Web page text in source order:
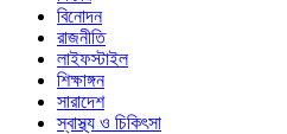
বিনোদন
রাজনীতি
লাইফস্টাইল
শিক্ষাঙ্গন
সারাদেশ
স্বাস্থ্য ও চিকিৎসা